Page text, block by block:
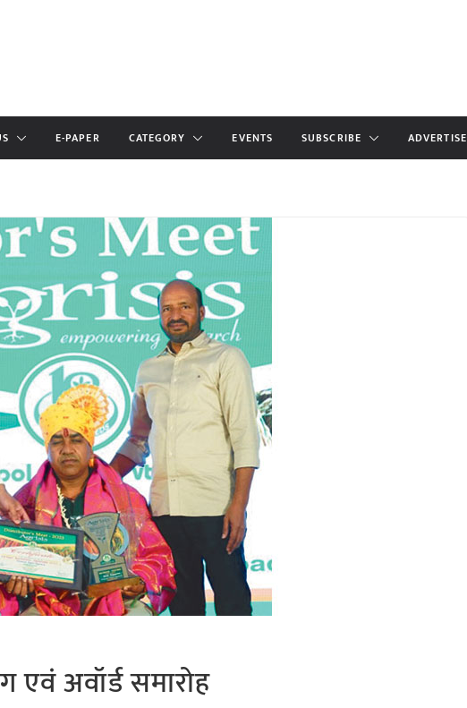
E-PAPER CATEGORY EVENTS SUBSCRIBE ADVERTISE
एवं अवॉर्ड समारोह